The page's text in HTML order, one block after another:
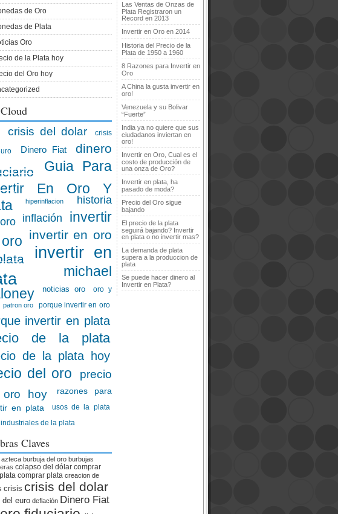
de Oro
de Plata
Oro
de la Plata hoy
del Oro hoy
crisis del dolar crisis
Dinero Fiat dinero
Guia Para
En Oro Y
hiperinflacion historia
inflación invertir
oro invertir en oro
invertir en
michael
noticias oro oro y
patron oro porque invertir en oro
invertir en plata
de la plata
de la plata hoy
del oro precio
oro hoy razones para
en plata usos de la plata
de la plata
Claves
burbuja del oro burbujas
colapso del dólar comprar
comprar plata creacion de
crisis crisis del dolar
euro deflación Dinero Fiat
Las Ventas de Onzas de
Plata Registraron un
Record en 2013
Invertir en Oro en 2014
Historia del Precio de la
Plata de 1950 a 1960
8 Razones para Invertir en
Oro
A China la gusta invertir en
oro!
Venezuela y su Bolivar
“Fuerte”
India ya no quiere que sus
ciudadanos inviertan en
oro!
Invertir en Oro, Cual es el
costo de producción de
una onza de Oro?
Invertir en plata, ha
pasado de moda?
Precio del Oro sigue
bajando
El precio de la plata
seguirá bajando? Invertir
en plata o no invertir mas?
La demanda de plata
supera a la produccion de
plata
Se puede hacer dinero al
Invertir en Plata?